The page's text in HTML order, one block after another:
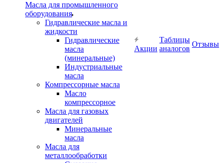
Масла для промышленного
оборудования
Гидравлические масла и
жидкости
Гидравлические
масла
(минеральные)
Индустриальные
масла
Компрессорные масла
Масло
компрессорное
Масла для газовых
двигателей
Минеральные
масла
Масла для
металлообработки
Акции
Таблицы
аналогов
Отзывы